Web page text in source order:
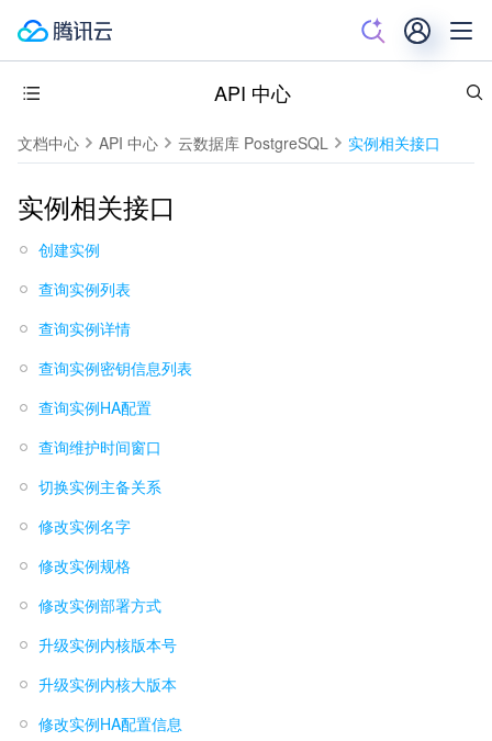
API 中心
文档中心 API 中心 云数据库 PostgreSQL 实例相关接口
实例相关接口
创建实例
查询实例列表
查询实例详情
查询实例密钥信息列表
查询实例HA配置
查询维护时间窗口
切换实例主备关系
修改实例名字
修改实例规格
修改实例部署方式
升级实例内核版本号
升级实例内核大版本
修改实例HA配置信息